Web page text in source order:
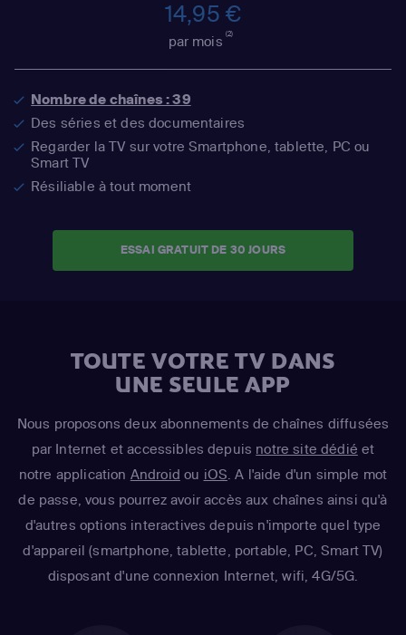
14,95 €
par mois(2)
Nombre de chaînes : 39
Des séries et des documentaires
Regarder la TV sur votre Smartphone, tablette, PC ou
Smart TV
Résiliable à tout moment
ESSAI GRATUIT DE 30 JOURS
TOUTE VOTRE TV DANS
UNE SEULE APP
Nous proposons deux abonnements de chaînes diffusées
par Internet et accessibles depuis notre site dédié et
notre application Android ou iOS . A l'aide d'un simple mot
de passe, vous pourrez avoir accès aux chaînes ainsi qu'à
d'autres options interactives depuis n'importe quel type
d'appareil (smartphone, tablette, portable, PC, Smart TV)
disposant d'une connexion Internet, wifi, 4G/5G.